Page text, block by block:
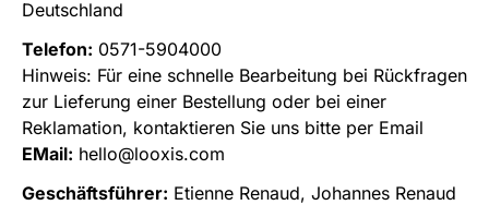
Deutschland
Telefon: 0571-5904000
Hinweis: Für eine schnelle Bearbeitung bei Rückfragen
zur Lieferung einer Bestellung oder bei einer
Reklamation, kontaktieren Sie uns bitte per Email
EMail: hello@looxis.com
Geschäftsführer: Etienne Renaud, Johannes Renaud